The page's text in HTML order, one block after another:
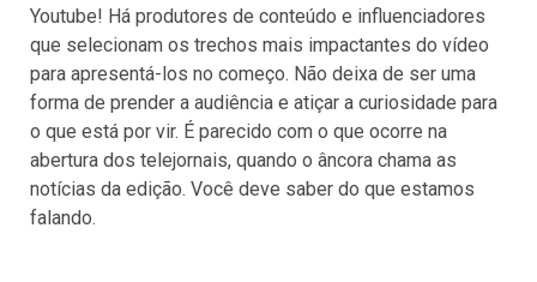
Youtube! Há produtores de conteúdo e influenciadores
que selecionam os trechos mais impactantes do vídeo
para apresentá-los no começo. Não deixa de ser uma
forma de prender a audiência e atiçar a curiosidade para
o que está por vir. É parecido com o que ocorre na
abertura dos telejornais, quando o âncora chama as
notícias da edição. Você deve saber do que estamos
falando.